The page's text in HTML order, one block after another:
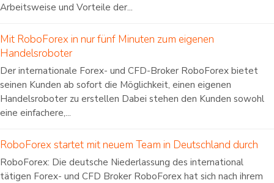
Arbeitsweise und Vorteile der...
Mit RoboForex in nur fünf Minuten zum eigenen
Handelsroboter
Der internationale Forex- und CFD-Broker RoboForex bietet
seinen Kunden ab sofort die Möglichkeit, einen eigenen
Handelsroboter zu erstellen Dabei stehen den Kunden sowohl
eine einfachere,...
RoboForex startet mit neuem Team in Deutschland durch
RoboForex: Die deutsche Niederlassung des international
tätigen Forex- und CFD Broker RoboForex hat sich nach ihrem